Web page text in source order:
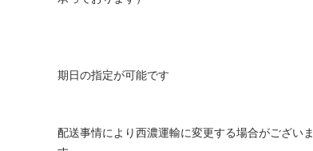
期日の指定が可能です
配送事情により西濃運輸に変更する場合がございま